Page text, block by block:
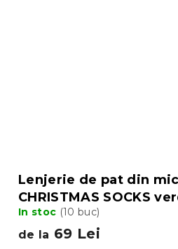
Lenjerie de pat din
CHRISTMAS SOCKS
In stoc (10 buc)
de la 69 Lei